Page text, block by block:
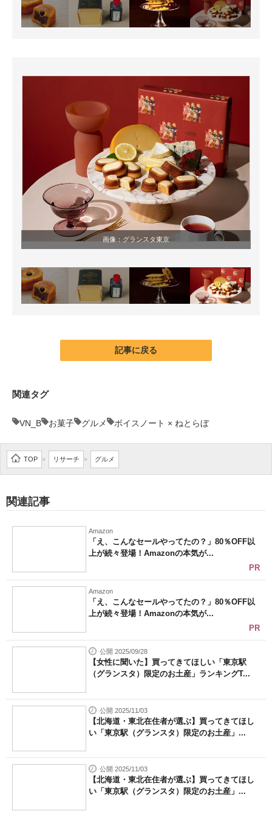
画像： グランスタ東京
記事に戻る
関連タグ
VN_B お菓子 グルメ ボイスノート × ねとらぼ
TOP > リサーチ > グルメ
関連記事
Amazon
「え、こんなセールやってたの？」80％OFF以
上が続々登場！Amazonの本気が...
PR
Amazon
「え、こんなセールやってたの？」80％OFF以
上が続々登場！Amazonの本気が...
PR
公開 2025/09/28
【女性に聞いた】買ってきてほしい「東京駅
（グランスタ）限定のお土産」ランキングT...
公開 2025/11/03
【北海道・東北在住者が選ぶ】買ってきてほし
い「東京駅（グランスタ）限定のお土産」...
公開 2025/11/03
【北海道・東北在住者が選ぶ】買ってきてほし
い「東京駅（グランスタ）限定のお土産」...